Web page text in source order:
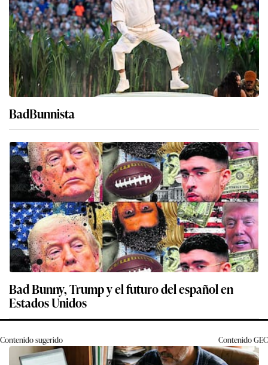
BadBunnista
Bad Bunny, Trump y el futuro del español en
Estados Unidos
Contenido sugerido ContenidoGEC